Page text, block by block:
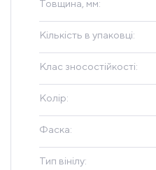
Товщина, мм:
Кількість в упаковці:
Клас зносостійкості:
Колір:
Фаска:
Тип вінілу: